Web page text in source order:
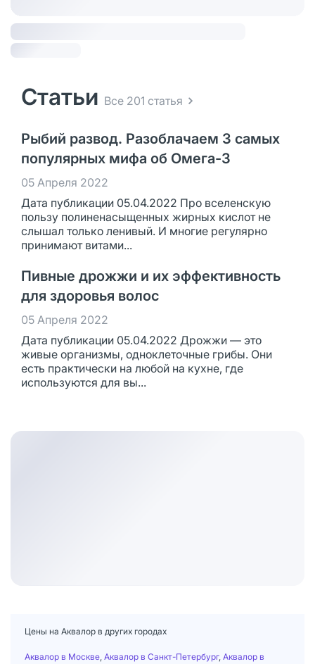
Статьи Все 201 статья
Рыбий развод. Разоблачаем 3 самых
популярных мифа об Омега-3
05 Апреля 2022
Дата публикации 05.04.2022 Про вселенскую
пользу полиненасыщенных жирных кислот не
слышал только ленивый. И многие регулярно
принимают витами...
Пивные дрожжи и их эффективность
для здоровья волос
05 Апреля 2022
Дата публикации 05.04.2022 Дрожжи — это
живые организмы, одноклеточные грибы. Они
есть практически на любой на кухне, где
используются для вы...
Цены на Аквалор в других городах
Аквалор в Москве Аквалор в Санкт-Петербург, Аквалор в